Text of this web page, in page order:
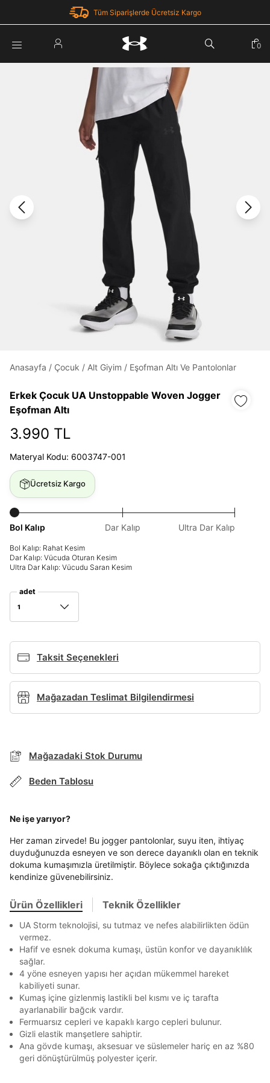
Tüm Siparişlerde Ücretsiz Kargo
Giriş Yap
Under Armour'da yeni misiniz? Kayıt Ol
Üye Olmadan Devam Et
0
Anasayfa / Çocuk / Alt Giyim / Eşofman Altı Ve Pantolonlar
Erkek Çocuk UA Unstoppable Woven Jogger
Eşofman Altı
3.990 TL
Materyal Kodu: 6003747-001
Ücretsiz Kargo
Bol Kalıp Dar Kalıp Ultra Dar Kalıp
Bol Kalıp: Rahat Kesim
Dar Kalıp: Vücuda Oturan Kesim
Ultra Dar Kalıp: Vücudu Saran Kesim
adet
1
Taksit Seçenekleri
Akbank Axess 4
Ziraat Bankası Ziraat Bankası 4
AnadoluBank World
Kapat
Mağazadan Teslimat Bilgilendirmesi
Mağazadaki Stok Durumu
Beden Tablosu
Ne işe yarıyor?
Her zaman zirvede! Bu jogger pantolonlar, suyu iten, ihtiyaç
duyduğunuzda esneyen ve son derece dayanıklı olan en teknik
dokuma kumaşımızla üretilmiştir. Böylece sokağa çıktığınızda
kendinize güvenebilirsiniz.
Ürün Özellikleri Teknik Özellikler
UA Storm teknolojisi, su tutmaz ve nefes alabilirlikten ödün
vermez.
Hafif ve esnek dokuma kumaşı, üstün konfor ve dayanıklılık
sağlar.
4 yöne esneyen yapısı her açıdan mükemmel hareket
kabiliyeti sunar.
Kumaş içine gizlenmiş lastikli bel kısmı ve iç tarafta
ayarlanabilir bağcık vardır.
Fermuarsız cepleri ve kapaklı kargo cepleri bulunur.
Gizli elastik manşetlere sahiptir.
Ana gövde kumaşı, aksesuar ve süslemeler hariç en az %80
geri dönüştürülmüş polyester içerir.
Mağazada Bul
Beden Seçin
Ürün stoklara geldiğindemail adresinize
bildirim göndereceğiz.
E-posta Adresi *
Sipariş Numaranız *
Sorgula
Parola Yenileme
Parolayı Yenile
Giriş Sayfasına Dön
Zaten hesabın var mı? Giriş yap
Hızlı sipariş takibi.
Kolay iade ve değişim.
Giriş Yap Kayıt Ol
E-posta
Şifre
Şifremi Unuttum
En az 8 karakter
Bir rakam
Bir büyük harf
En az 1 özel karakter
Kişisel verileriniz
Aydınlatma Metni ,Hüküm ve Koşullar
uyarınca işlenecektir. Kişisel verilerimin Doğuş
Perakende Satış Giyim ve Aksesuar Ticaret A.Ş.
tarafından ticari elektronik ileti gönderilmesi amacıyla
işlenmesini kabul ediyorum.
E-mail
Çağrı Merkezi / Arama
Kişisel verilerimin Doğuş Perakende Satış Giyim ve
Aksesuar Ticaret A.Ş. bünyesinde yer alan
markalara ait ürünlerin bana özel pazarlanması ve
Doğuş Grubu şirketlerinde bulunan pazarlama
verilerimin kişiselleştirilmiş reklamcılık faaliyeti
amacıyla işlenmesini kabul ediyorum.
SMS Onay Kodu
Bilgilerinizi güncellemek için lütfen telefonunuza SMS
GÖNDER
SMS Onay Kodu
Bilgilerinizi güncellemek için lütfen telefonunuza SMS
GÖNDER